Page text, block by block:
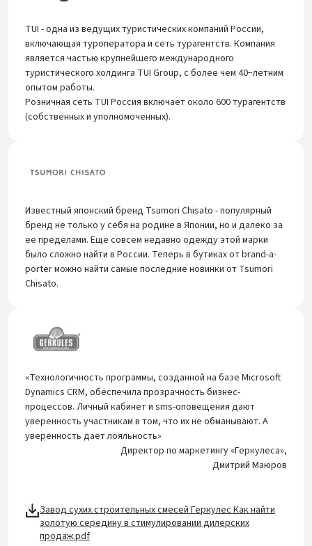
TUI - одна из ведущих туристических компаний России,
включающая туроператора и сеть турагентств. Компания
является частью крупнейшего международного
туристического холдинга TUI Group, с более чем 40−летним
опытом работы.
Розничная сеть TUI Россия включает около 600 турагентств
(собственных и уполномоченных).
Известный японский бренд Tsumori Chisato - популярный
бренд не только у себя на родине в Японии, но и далеко за
ее пределами. Еще совсем недавно одежду этой марки
было сложно найти в России. Теперь в бутиках от brand-a-
porter можно найти самые последние новинки от Tsumori
Chisato.
«Технологичность программы, созданной на базе Microsoft
Dynamics CRM, обеспечила прозрачность бизнес-
процессов. Личный кабинет и sms-оповещения дают
уверенность участникам в том, что их не обманывают. А
уверенность дает лояльность»
Директор по маркетингу «Геркулеса»,
Дмитрий Маюров
Завод сухих строительных смесей Геркулес Как найти
золотую середину в стимулировании дилерских
продаж.pdf